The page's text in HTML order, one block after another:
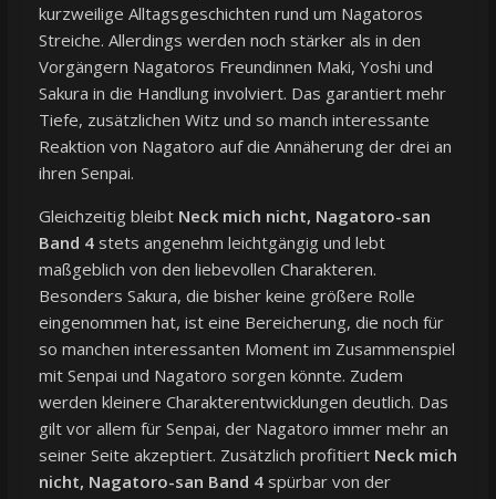
kurzweilige Alltagsgeschichten rund um Nagatoros
Streiche. Allerdings werden noch stärker als in den
Vorgängern Nagatoros Freundinnen Maki, Yoshi und
Sakura in die Handlung involviert. Das garantiert mehr
Tiefe, zusätzlichen Witz und so manch interessante
Reaktion von Nagatoro auf die Annäherung der drei an
ihren Senpai.
Gleichzeitig bleibt Neck mich nicht, Nagatoro-san
Band 4stets angenehm leichtgängig und lebt
maßgeblich von den liebevollen Charakteren.
Besonders Sakura, die bisher keine größere Rolle
eingenommen hat, ist eine Bereicherung, die noch für
so manchen interessanten Moment im Zusammenspiel
mit Senpai und Nagatoro sorgen könnte. Zudem
werden kleinere Charakterentwicklungen deutlich. Das
gilt vor allem für Senpai, der Nagatoro immer mehr an
seiner Seite akzeptiert. Zusätzlich profitiert Neck mich
nicht, Nagatoro-san Band 4spürbar von der